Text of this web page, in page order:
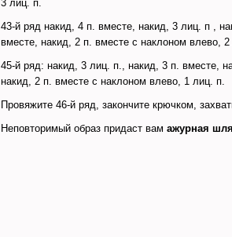
3 лиц. п.
43-й ряд накид, 4 п. вместе, накид, 3 лиц. п ,
вместе, накид, 2 п. вместе с наклоном влево,
45-й ряд: накид, 3 лиц. п., накид, 3 п. вместе,
накид, 2 п. вместе с наклоном влево, 1 лиц. п.
Провяжите 46-й ряд, закончите крючком,
Неповторимый образ придаст вам ажурная